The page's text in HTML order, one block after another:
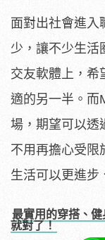
面對出社會進入
少，讓不少生活
交友軟體上，希
適的另一半。而
場，期望可以透
不用再擔心受限
生活可以更進步
最實用的穿搭、
就對了！